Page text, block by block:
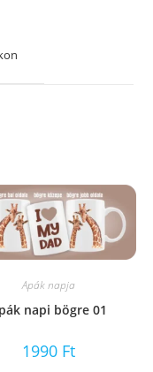
Apák napja
napi bögre 01
1990 Ft